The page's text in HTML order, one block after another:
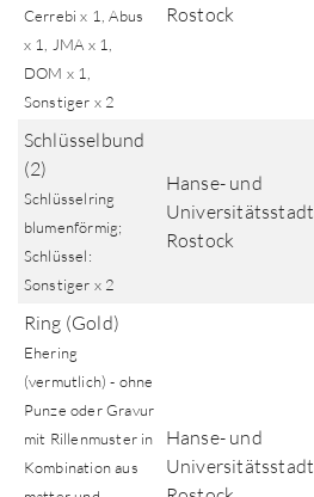
Cerrebi x 1, Abus
x 1, JMA x 1,
DOM x 1,
Sonstiger x 2
Rostock
Schlüsselbund
(2)
Schlüsselring
blumenförmig;
Schlüssel:
Sonstiger x 2
Hanse- und
Universitätsstadt
Rostock
Ring (Gold)
Ehering
(vermutlich) - ohne
Punze oder Gravur
mit Rillenmuster in
Kombination aus
Hanse- und
Universitätsstadt